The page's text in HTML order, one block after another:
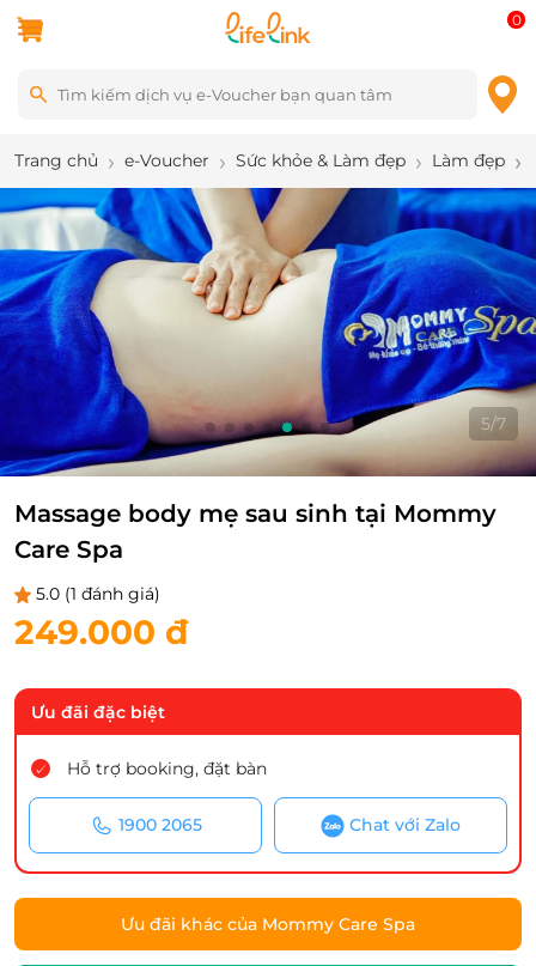
0
Trang chủ e-Voucher Sức khỏe & Làm đẹp Làm đẹp
6/7
Massage body mẹ sau sinh tại Mommy
Care Spa
5.0 (1 đánh giá)
249.000 đ
Ưu đãi đặc biệt
Hỗ trợ booking, đặt bàn
1900 2065 Chat với Zalo
Ưu đãi khác của Mommy Care Spa